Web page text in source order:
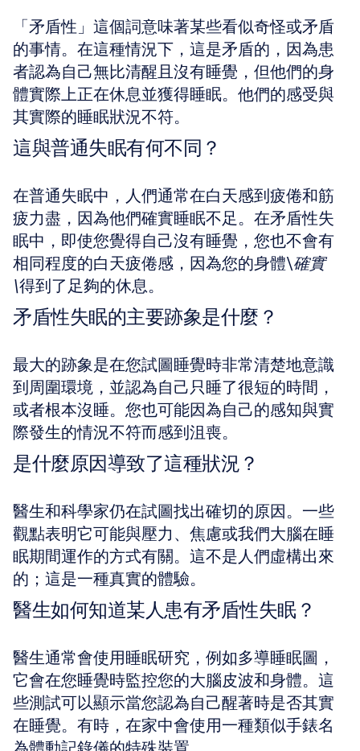
「矛盾性」這個詞意味著某些看似奇怪或矛盾
的事情。在這種情況下，這是矛盾的，因為患
者認為自己無比清醒且沒有睡覺，但他們的身
體實際上正在休息並獲得睡眠。他們的感受與
其實際的睡眠狀況不符。
這與普通失眠有何不同？
在普通失眠中，人們通常在白天感到疲倦和筋
疲力盡，因為他們確實睡眠不足。在矛盾性失
眠中，即使您覺得自己沒有睡覺，您也不會有
相同程度的白天疲倦感，因為您的身體\確實
\得到了足夠的休息。
矛盾性失眠的主要跡象是什麼？
最大的跡象是在您試圖睡覺時非常清楚地意識
到周圍環境，並認為自己只睡了很短的時間，
或者根本沒睡。您也可能因為自己的感知與實
際發生的情況不符而感到沮喪。
是什麼原因導致了這種狀況？
醫生和科學家仍在試圖找出確切的原因。一些
觀點表明它可能與壓力、焦慮或我們大腦在睡
眠期間運作的方式有關。這不是人們虛構出來
的；這是一種真實的體驗。
醫生如何知道某人患有矛盾性失眠？
醫生通常會使用睡眠研究，例如多導睡眠圖，
它會在您睡覺時監控您的大腦皮波和身體。這
些測試可以顯示當您認為自己醒著時是否其實
在睡覺。有時，在家中會使用一種類似手錶名